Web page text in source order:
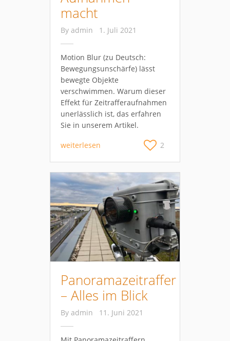
macht
By admin 1. Juli 2021
Motion Blur (zu Deutsch:
Bewegungsunschärfe) lässt
bewegte Objekte
verschwimmen. Warum dieser
Effekt für Zeitrafferaufnahmen
unerlässlich ist, das erfahren
Sie in unserem Artikel.
weiterlesen 2
Panoramazeitraffer
– Alles im Blick
By admin 11. Juni 2021